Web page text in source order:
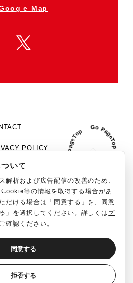
Map
POLICY
SETTINGS
「C+」
MEDIA GUIDELINE
inc. All Rights Reserved.
いて
解析および広告配信の改善のため、
等の情報を取得する場合があ
だける場合は「同意する」を、同意
」を選択してください。詳しくは プ
確認ください。
同意する
拒否する